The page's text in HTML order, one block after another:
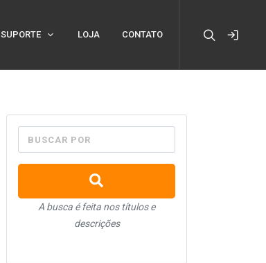
SUPORTE LOJA CONTATO
BUSCAR POR
A busca é feita nos títulos e
descrições